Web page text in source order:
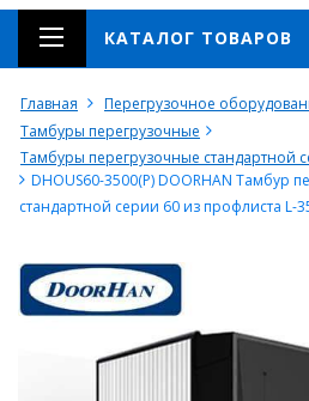
КАТАЛОГ ТОВАРОВ
Главная
Перегрузочное
Тамбуры перегрузочные
Тамбуры перегрузочные стандартной
DHOUS60-3500(P) DOORHAN Тамбур
стандартной серии 60 из профлиста L-